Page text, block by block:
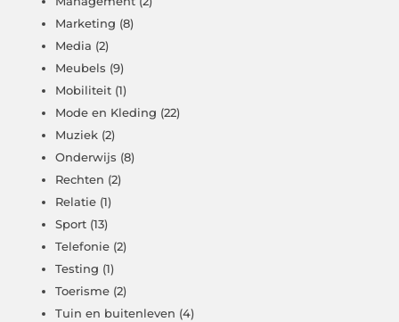
Marketing (8)
Media (2)
Meubels (9)
Mobiliteit (1)
Mode en Kleding (22)
Muziek (2)
Onderwijs (8)
Rechten (2)
Relatie (1)
Sport (13)
Telefonie (2)
Testing (1)
Toerisme (2)
Tuin en buitenleven (4)